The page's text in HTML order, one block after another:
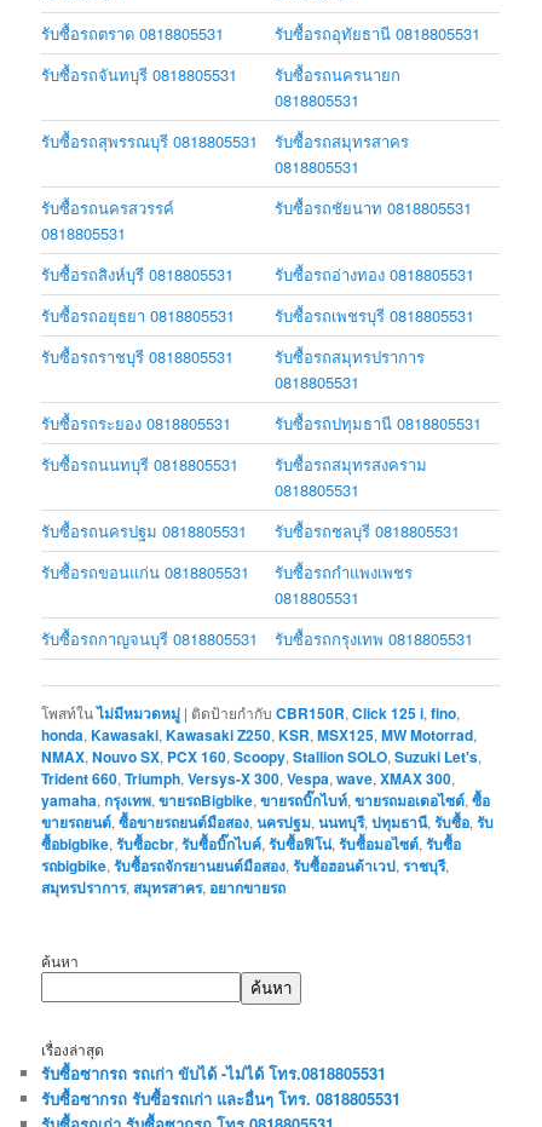
รับซื้อรถตราด 0818805531
รับซื้อรถอุทัยธานี 0818805531
รับซื้อรถจันทบุรี 0818805531
รับซื้อรถนครนายก
0818805531
รับซื้อรถสุพรรณบุรี 0818805531
รับซื้อรถสมุทรสาคร
0818805531
รับซื้อรถนครสวรรค์
0818805531
รับซื้อรถชัยนาท 0818805531
รับซื้อรถสิงห์บุรี 0818805531
รับซื้อรถอ่างทอง 0818805531
รับซื้อรถอยุธยา 0818805531
รับซื้อรถเพชรบุรี 0818805531
รับซื้อรถราชบุรี 0818805531
รับซื้อรถสมุทรปราการ
0818805531
รับซื้อรถระยอง 0818805531
รับซื้อรถปทุมธานี 0818805531
รับซื้อรถนนทบุรี 0818805531
รับซื้อรถสมุทรสงคราม
0818805531
รับซื้อรถนครปฐม 0818805531
รับซื้อรถชลบุรี 0818805531
รับซื้อรถขอนแก่น 0818805531
รับซื้อรถกำแพงเพชร
0818805531
รับซื้อรถกาญจนบุรี 0818805531
รับซื้อรถกรุงเทพ 0818805531
โพสท์ในไม่มีหมวดหมู่ | ติดป้ายกำกับ CBR150R,Click 125 i,fino,
honda,Kawasaki,Kawasaki Z250,KSR,MSX125,MW Motorrad,
NMAX,Nouvo SX, PCX 160,Scoopy,Stallion SOLO,Suzuki Let's,
Trident 660,Triumph,Versys-X 300,Vespa,wave,XMAX 300,
yamaha,กรุงเทพ,ขายรถBigbike,ขายรถบิ๊กไบท์,ขายรถมอเตอไซต์,ซื้อ
ขายรถยนต์,ซื้อขายรถยนต์มือสอง,นครปฐม,นนทบุรี,ปทุมธานี,รับซื้อ,รับ
ซื้อbigbike,รับซื้อcbr,รับซื้อบิ๊กไบค์,รับซื้อฟิโน่,รับซื้อมอไซต์,รับซื้อ
รถbigbike,รับซื้อรถจักรยานยนต์มือสอง,รับซื้อฮอนด้าเวป,ราชบุรี,
สมุทรปราการ, สมุทรสาคร, อยากขายรถ
ค้นหา
ค้นหา
เรื่องล่าสุด
รับซื้อซากรถ รถเก่า ขับได้ -ไม่ได้ โทร.0818805531
รับซื้อซากรถ รับซื้อรถเก่า และอื่นๆ โทร. 0818805531